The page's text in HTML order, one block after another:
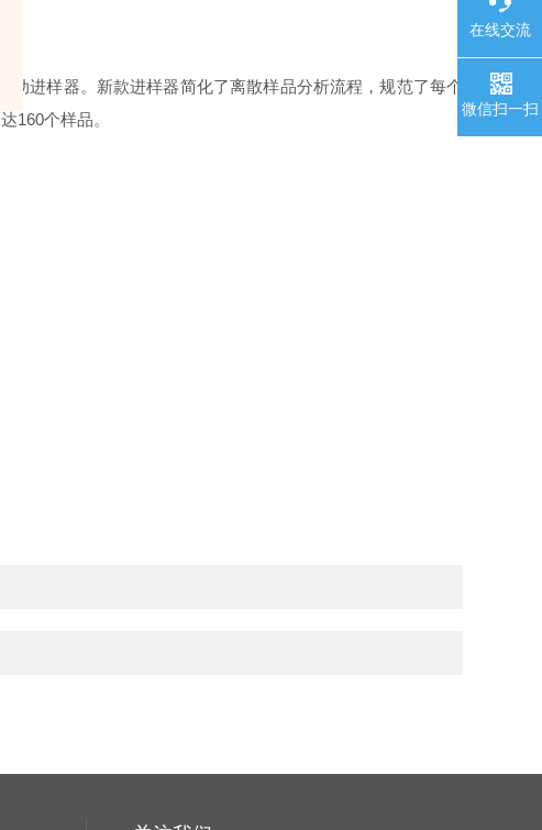
进样器。新款进样器简化了离散样品分析流程，规范了每个
160个样品。
在线交流
微信扫一扫